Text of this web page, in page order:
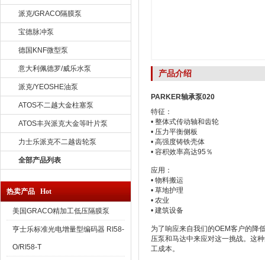
派克/GRACO隔膜泵
宝德脉冲泵
德国KNF微型泵
意大利佩德罗/威乐水泵
派克/YEOSHE油泵
ATOS不二越大金柱塞泵
ATOS丰兴派克大金等叶片泵
力士乐派克不二越齿轮泵
全部产品列表
热卖产品 Hot
美国GRACO精加工低压隔膜泵
亨士乐标准光电增量型编码器 RI58-
O/RI58-T
产品介绍
PARKER轴承泵020
特征：
• 整体式传动轴和齿轮
• 压力平衡侧板
• 高强度铸铁壳体
• 容积效率高达95％
应用：
• 物料搬运
• 草地护理
• 农业
• 建筑设备
为了响应来自我们的OEM客户的降
压泵和马达中来应对这一挑战。这
工成本。